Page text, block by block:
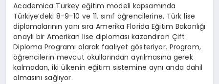
Academica Turkey eğitim modeli kapsamında
Türkiye’deki 8-9-10 ve 11. sınıf öğrencilerine, Türk lise
diplomalarının yanı sıra Amerika Florida Eğitim Bakanlığı
onaylı bir Amerikan lise diploması kazandıran Çift
Diploma Programı olarak faaliyet gösteriyor. Program,
öğrencilerin mevcut okullarından ayrılmasına gerek
kalmadan, iki ülkenin eğitim sistemine aynı anda dahil
olmasını sağlıyor.